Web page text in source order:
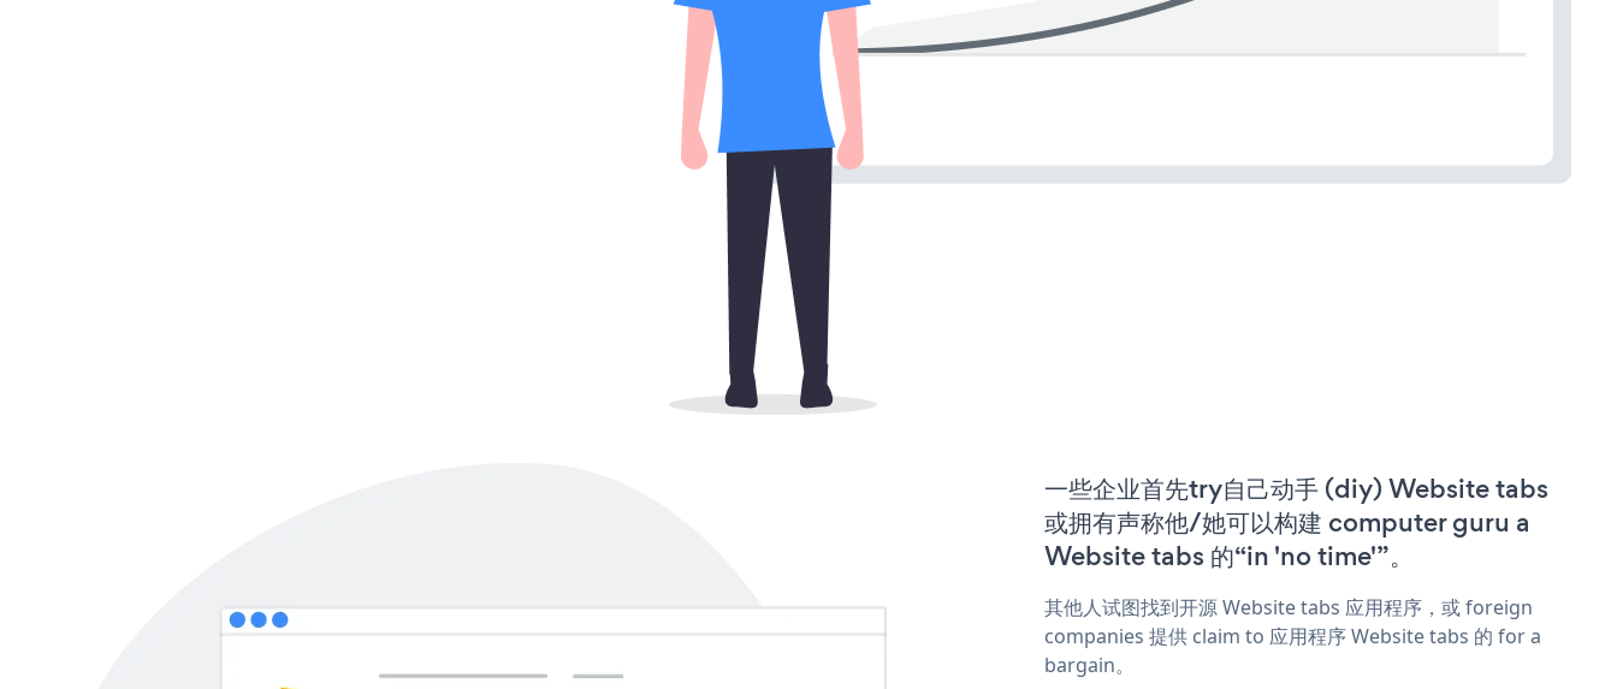
一些企业首先try自己动手 (diy) Website tabs
或拥有声称他/她可以构建 computer guru a
Website tabs 的“in 'no time'”。
其他人试图找到开源 Website tabs 应用程序，或 foreign
companies 提供 claim to 应用程序 Website tabs 的 for a
bargain。